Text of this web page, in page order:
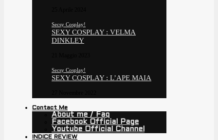
Secsy Cosplay!
SEXY COSPLAY : VELMA
DINKLEY
Secsy Cosplay!
SEXY COSPLAY : L’APE MAIA
Contact Me
About me / Faq
Facebook Official Page
Youtube Official Channel
INDICE REVIEW